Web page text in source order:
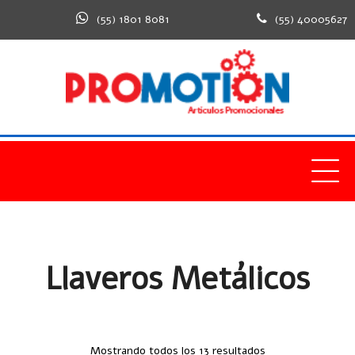
(55) 1801 8081 (55) 40005627
Llaveros Metálicos
Mostrando todos los 13 resultados